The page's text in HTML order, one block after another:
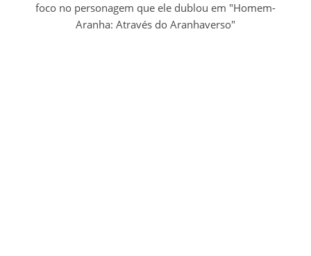
foco no personagem que ele dublou em "Homem-
Aranha: Através do Aranhaverso"